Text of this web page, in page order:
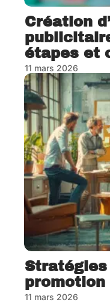
Création
étapes et
11 mars 2026
promotion
11 mars 2026